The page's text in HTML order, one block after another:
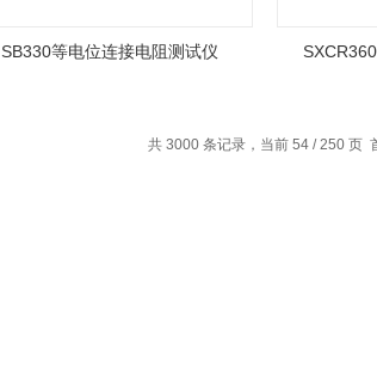
SB330等电位连接电阻测试仪
共 3000 条记录，当前 54 / 250 页